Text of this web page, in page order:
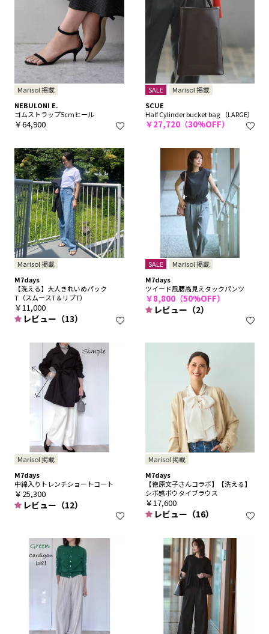
Marisol 掲載
NEBULONI E.
ゴムストラップ5cmヒール
￥64,900
SALE
Marisol 掲載
SCUE
Half Cylinder bucket bag （LARGE）
￥27,720（30%OFF）
Marisol 掲載
M7days
【洗える】大人きれいめパック
T（スムースT＆リブT）
￥11,000
レビュー（13）
SALE
Marisol 掲載
M7days
ツイード風腰高見えタックパンツ
￥8,800（50%OFF）
レビュー（2）
Marisol 掲載
M7days
中綿入りトレンチショートコート
￥25,300
レビュー（12）
Marisol 掲載
M7days
【徳原文子さんコラボ】【洗える】
シボ感ボウタイブラウス
￥17,600
レビュー（16）